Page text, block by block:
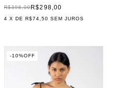
R$298,00
R$398,00
4 X DER$74,50 SEM JUROS
-10%OFF